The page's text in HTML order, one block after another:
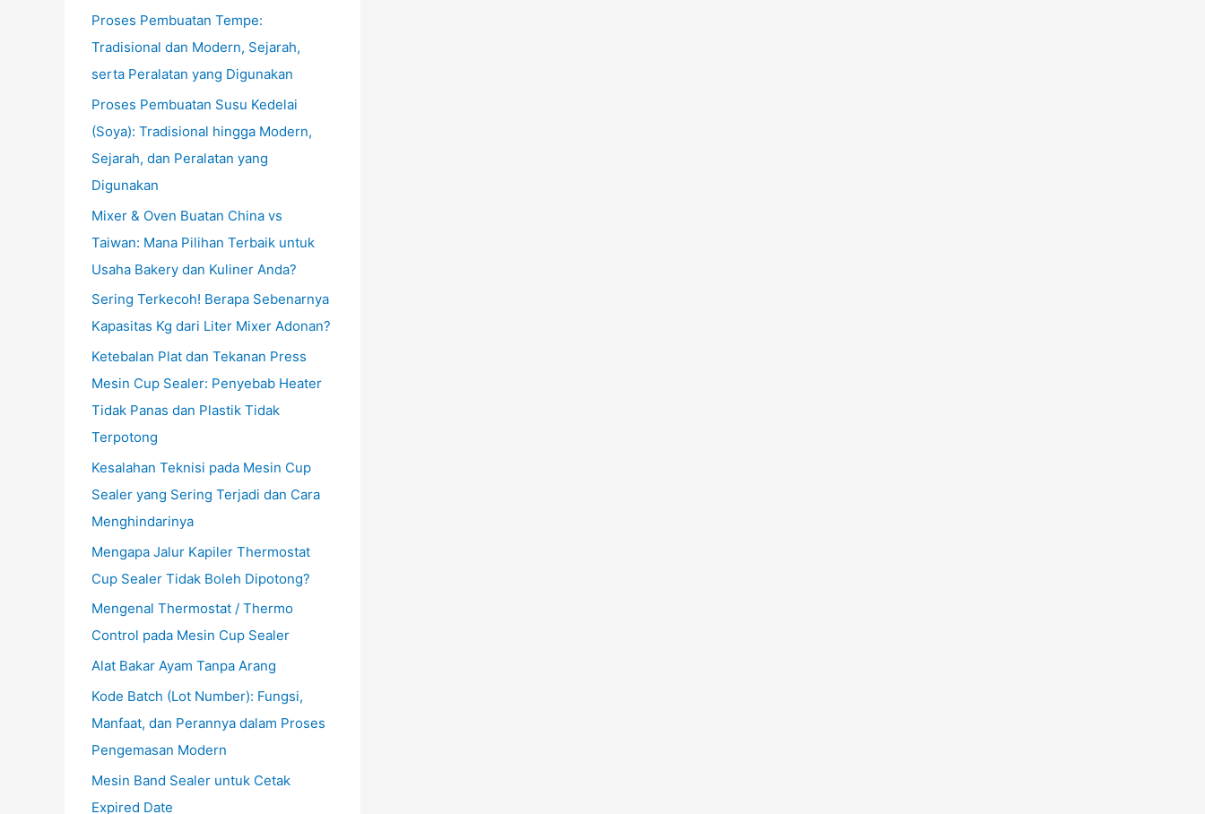
Proses Pembuatan Tempe:
Tradisional dan Modern, Sejarah,
serta Peralatan yang Digunakan
Proses Pembuatan Susu Kedelai
(Soya): Tradisional hingga Modern,
Sejarah, dan Peralatan yang
Digunakan
Mixer & Oven Buatan China vs
Taiwan: Mana Pilihan Terbaik untuk
Usaha Bakery dan Kuliner Anda?
Sering Terkecoh! Berapa Sebenarnya
Kapasitas Kg dari Liter Mixer Adonan?
Ketebalan Plat dan Tekanan Press
Mesin Cup Sealer: Penyebab Heater
Tidak Panas dan Plastik Tidak
Terpotong
Kesalahan Teknisi pada Mesin Cup
Sealer yang Sering Terjadi dan Cara
Menghindarinya
Mengapa Jalur Kapiler Thermostat
Cup Sealer Tidak Boleh Dipotong?
Mengenal Thermostat / Thermo
Control pada Mesin Cup Sealer
Alat Bakar Ayam Tanpa Arang
Kode Batch (Lot Number): Fungsi,
Manfaat, dan Perannya dalam Proses
Pengemasan Modern
Mesin Band Sealer untuk Cetak
Expired Date